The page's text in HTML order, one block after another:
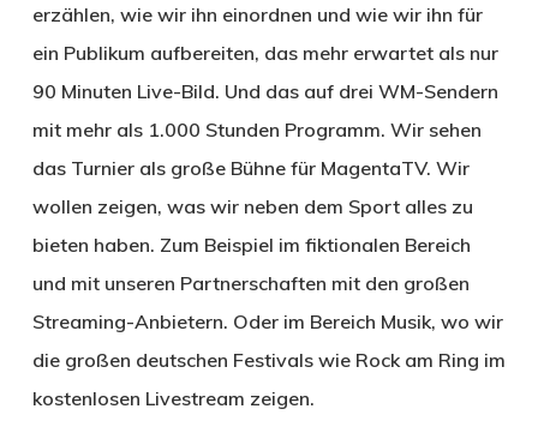
erzählen, wie wir ihn einordnen und wie wir ihn für
ein Publikum aufbereiten, das mehr erwartet als nur
90 Minuten Live-Bild. Und das auf drei WM-Sendern
mit mehr als 1.000 Stunden Programm. Wir sehen
das Turnier als große Bühne für Magenta­TV. Wir
wollen zeigen, was wir neben dem Sport alles zu
bieten haben. Zum Beispiel im fiktionalen Bereich
und mit unseren Partnerschaften mit den großen
Streaming-Anbietern. Oder im Bereich Musik, wo wir
die großen deutschen Festivals wie Rock am Ring im
kostenlosen Livestream zeigen.